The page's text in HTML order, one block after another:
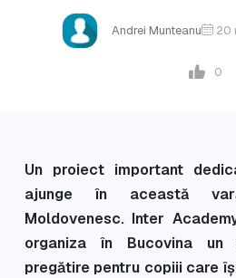
Andrei Munteanu 20
0
Un proiect important
ajunge în această
Moldovenesc. Inter
organiza în Bucovina un
pregătire pentru copiii care